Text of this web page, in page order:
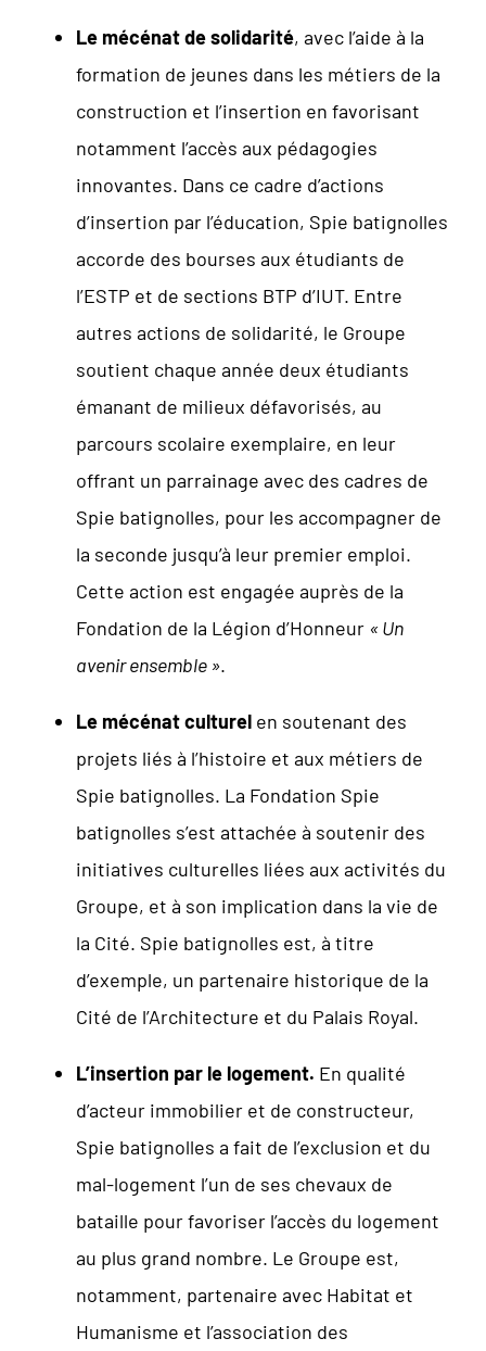
Le mécénat de solidarité, avec l’aide à la
formation de jeunes dans les métiers de la
construction et l’insertion en favorisant
notamment l’accès aux pédagogies
innovantes. Dans ce cadre d’actions
d’insertion par l’éducation, Spie batignolles
accorde des bourses aux étudiants de
l’ESTP et de sections BTP d’IUT. Entre
autres actions de solidarité, le Groupe
soutient chaque année deux étudiants
émanant de milieux défavorisés, au
parcours scolaire exemplaire, en leur
offrant un parrainage avec des cadres de
Spie batignolles, pour les accompagner de
la seconde jusqu’à leur premier emploi.
Cette action est engagée auprès de la
Fondation de la Légion d’Honneur « Un
avenir ensemble ».
Le mécénat culturelen soutenant des
projets liés à l’histoire et aux métiers de
Spie batignolles. La Fondation Spie
batignolles s’est attachée à soutenir des
initiatives culturelles liées aux activités du
Groupe, et à son implication dans la vie de
la Cité. Spie batignolles est, à titre
d’exemple, un partenaire historique de la
Cité de l’Architecture et du Palais Royal.
L’insertion par le logement. En qualité
d’acteur immobilier et de constructeur,
Spie batignolles a fait de l’exclusion et du
mal-logement l’un de ses chevaux de
bataille pour favoriser l’accès du logement
au plus grand nombre. Le Groupe est,
notamment, partenaire avec Habitat et
Humanisme et l’association des